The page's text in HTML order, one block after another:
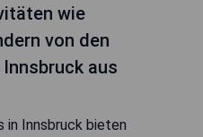
wie
von den
aus
in Innsbruck bieten